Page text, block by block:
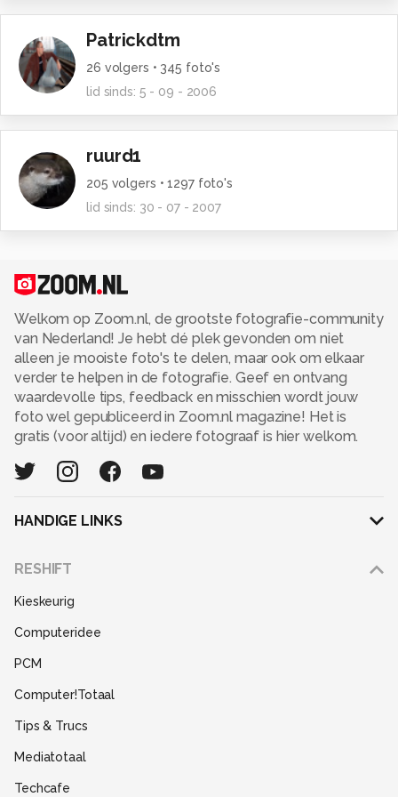
Alle rechten voorbehouden
Patrickdtm
26 volgers • 345 foto's
lid sinds: 5 - 09 - 2006
ruurd1
205 volgers •1297foto's
lid sinds: 30 - 07 - 2007
Welkom op Zoom.nl, de grootste fotografie-community
van Nederland! Je hebt dé plek gevonden om niet
alleen je mooiste foto's te delen, maar ook om elkaar
verder te helpen in de fotografie. Geef en ontvang
waardevolle tips, feedback en misschien wordt jouw
foto wel gepubliceerd in Zoom.nl magazine! Het is
gratis (voor altijd) en iedere fotograaf is hier welkom.
HANDIGE LINKS
RESHIFT
Kieskeurig
Computeridee
PCM
Computer!Totaal
Tips & Trucs
Mediatotaal
Techcafe